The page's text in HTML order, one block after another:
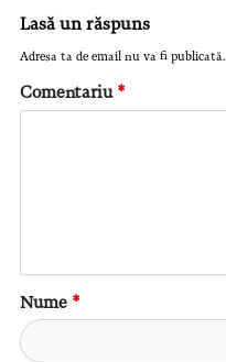
Lasă un răspuns
Adresa ta de email nu va fi publicată.
Comentariu *
Nume *